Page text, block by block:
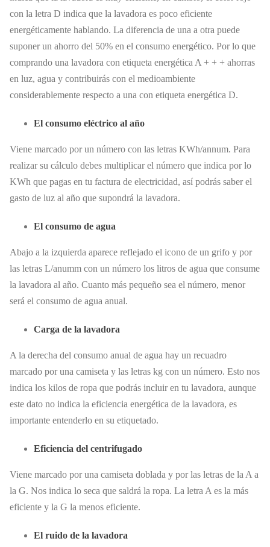
con la letra D indica que la lavadora es poco eficiente
energéticamente hablando. La diferencia de una a otra puede
suponer un ahorro del 50% en el consumo energético. Por lo que
comprando una lavadora con etiqueta energética A + + + ahorras
en luz, agua y contribuirás con el medioambiente
considerablemente respecto a una con etiqueta energética D.
El consumo eléctrico al año
Viene marcado por un número con las letras KWh/annum. Para
realizar su cálculo debes multiplicar el número que indica por lo
KWh que pagas en tu factura de electricidad, así podrás saber el
gasto de luz al año que supondrá la lavadora.
El consumo de agua
Abajo a la izquierda aparece reflejado el icono de un grifo y por
las letras L/anumm con un número los litros de agua que consume
la lavadora al año. Cuanto más pequeño sea el número, menor
será el consumo de agua anual.
Carga de la lavadora
A la derecha del consumo anual de agua hay un recuadro
marcado por una camiseta y las letras kg con un número. Esto nos
indica los kilos de ropa que podrás incluir en tu lavadora, aunque
este dato no indica la eficiencia energética de la lavadora, es
importante entenderlo en su etiquetado.
Eficiencia del centrifugado
Viene marcado por una camiseta doblada y por las letras de la A a
la G. Nos indica lo seca que saldrá la ropa. La letra A es la más
eficiente y la G la menos eficiente.
El ruido de la lavadora